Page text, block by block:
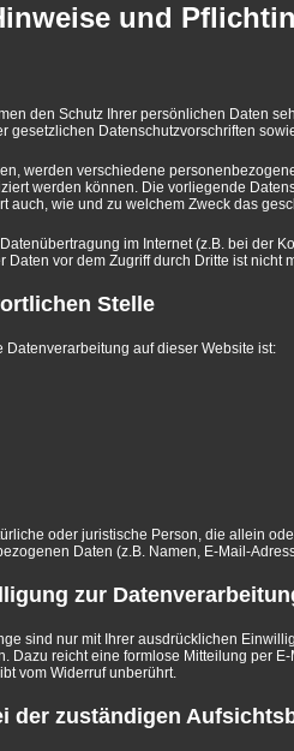
und
den Schutz Ihrer persönlichen Daten
gesetzlichen Datenschutzvorschriften
werden verschiedene
werden können. Die vorliegende
auch, wie und zu welchem Zweck das
im Internet (z.B. bei der
Daten vor dem Zugriff durch Dritte ist nicht
Stelle
Datenverarbeitung auf dieser Website ist:
oder juristische Person, die allein
Daten (z.B. Namen, E-Mail-
zur
sind nur mit Ihrer ausdrücklichen
Dazu reicht eine formlose Mitteilung per
vom Widerruf unberührt.
der zuständigen